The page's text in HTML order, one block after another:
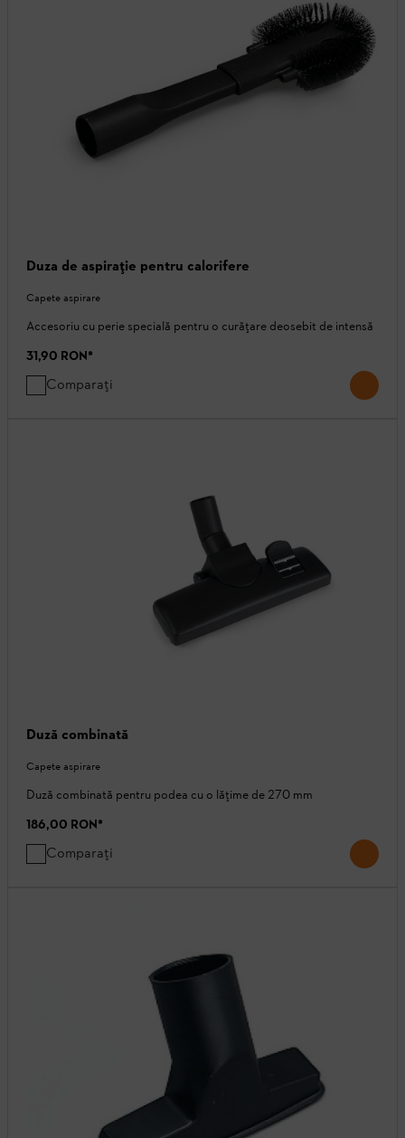
Duza de aspirație pentru calorifere
Capete aspirare
Accesoriu cu perie specială pentru o curățare deosebit de intensă
31,90 RON*
Comparați
Duză combinată
Capete aspirare
Duză combinată pentru podea cu o lățime de 270 mm
186,00 RON*
Comparați